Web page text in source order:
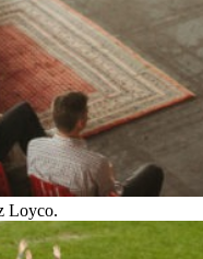
Loyco.